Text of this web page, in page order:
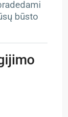
būsto